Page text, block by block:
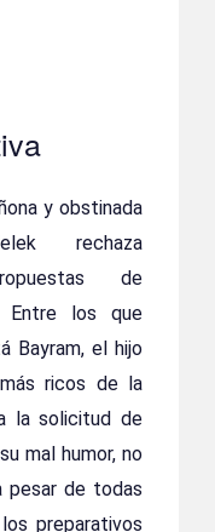
y obstinada
rechaza
de
Entre los que
Bayram, el hijo
ricos de la
la solicitud de
mal humor, no
pesar de todas
preparativos